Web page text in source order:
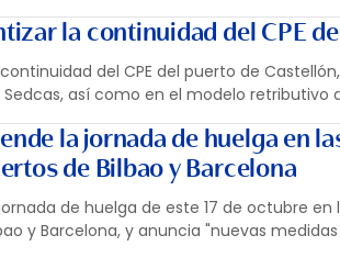
la continuidad del CPE
del CPE del puerto de
así como en el modelo retributivo
la jornada de huelga en
de Bilbao y Barcelona
de huelga de este 17 de octubre en
y Barcelona, y anuncia "nuevas